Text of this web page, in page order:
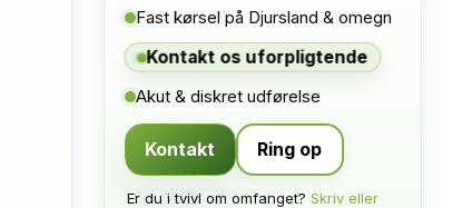
Fast kørsel på Djursland & omegn
Kontakt os uforpligtende
Akut & diskret udførelse
Kontakt Ring op
Er du i tvivl om omfanget? Skriv eller